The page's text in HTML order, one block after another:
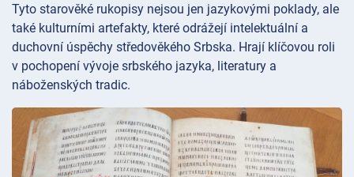
Tyto starověké rukopisy nejsou jen jazykovými poklady, ale
také kulturními artefakty, které odrážejí intelektuální a
duchovní úspěchy středověkého Srbska. Hrají klíčovou roli
v pochopení vývoje srbského jazyka, literatury a
náboženských tradic.